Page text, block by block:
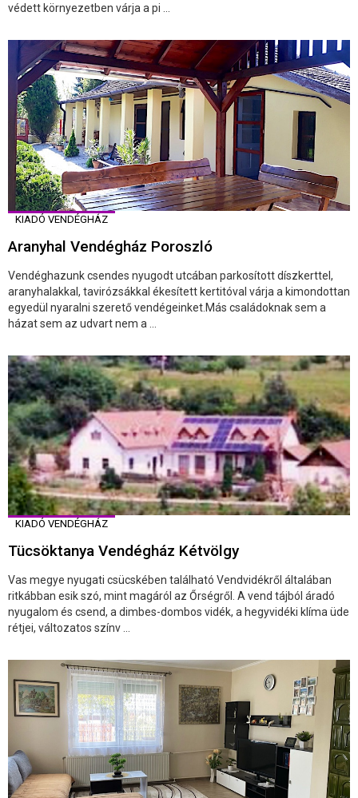
védett környezetben várja a pi ...
KIADÓ VENDÉGHÁZ
Aranyhal Vendégház Poroszló
Vendéghazunk csendes nyugodt utcában parkosított díszkerttel,
aranyhalakkal, tavirózsákkal ékesített kertitóval várja a kimondottan
egyedül nyaralni szerető vendégeinket.Más családoknak sem a
házat sem az udvart nem a ...
KIADÓ VENDÉGHÁZ
Tücsöktanya Vendégház Kétvölgy
Vas megye nyugati csücskében található Vendvidékről általában
ritkábban esik szó, mint magáról az Őrségről. A vend tájból áradó
nyugalom és csend, a dimbes-dombos vidék, a hegyvidéki klíma üde
rétjei, változatos színv ...